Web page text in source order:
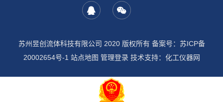
苏州昱创流体科技有限公司 2020 版权所有 备案号： 苏ICP备
20002654号-1 站点地图 管理登录技术支持： 化工仪器网